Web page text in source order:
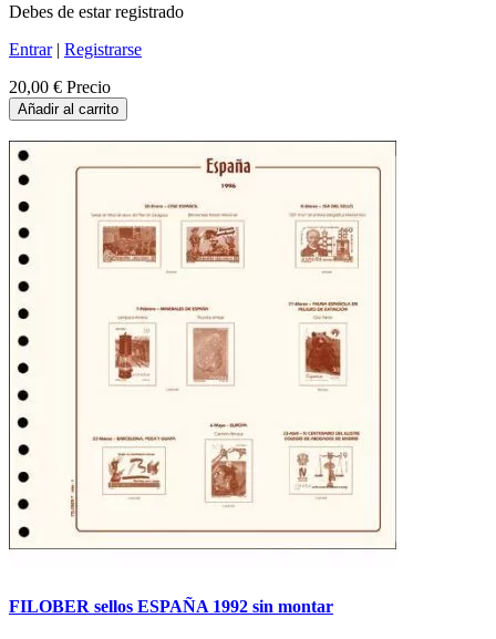
Debes de estar registrado
Entrar| Registrarse
20,00 € Precio
Añadir al carrito
FILOBER sellos ESPAÑA 1992 sin montar